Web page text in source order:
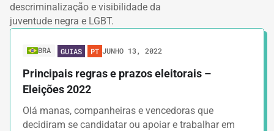
descriminalização e visibilidade da
juventude negra e LGBT.
BRA GUIAS PT JUNHO 13, 2022
Principais regras e prazos eleitorais –
Eleições 2022
Olá manas, companheiras e vencedoras que
decidiram se candidatar ou apoiar e trabalhar em